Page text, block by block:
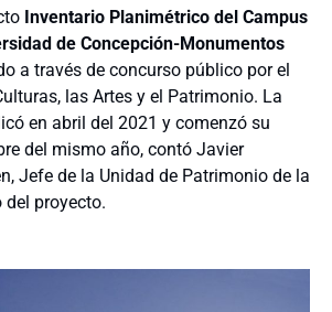
Inventario Planimétrico del Campus
de Concepción-Monumentos
a través de concurso público por el
las Artes y el Patrimonio. La
en abril del 2021 y comenzó su
del mismo año, contó Javier
Jefe de la Unidad de Patrimonio de la
del proyecto.